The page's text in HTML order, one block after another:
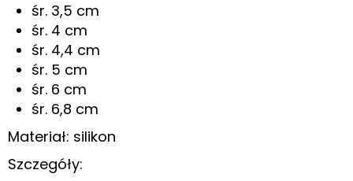
śr. 3,5 cm
śr. 4 cm
śr. 4,4 cm
śr. 5 cm
śr. 6 cm
śr. 6,8 cm
Materiał: silikon
Szczegóły: